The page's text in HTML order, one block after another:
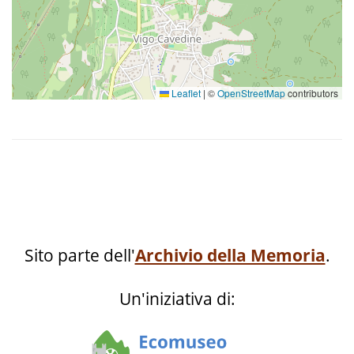
róda
sóra
zzinquanta (zinquanta)
Leaflet | ©OpenStreetMapcontributors
Sito parte dell'Archivio della Memoria.
Un'iniziativa di: